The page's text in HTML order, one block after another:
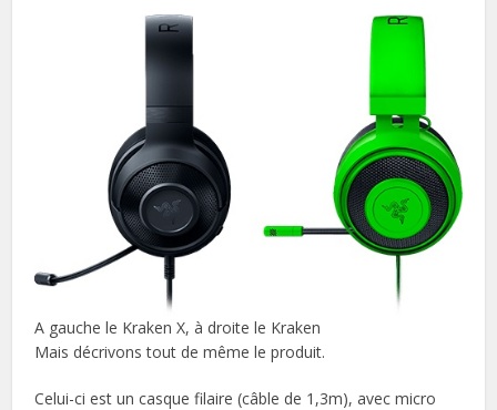
A gauche le Kraken X, à droite le Kraken
Mais décrivons tout de même le produit.
Celui-ci est un casque filaire (câble de 1,3m), avec micro